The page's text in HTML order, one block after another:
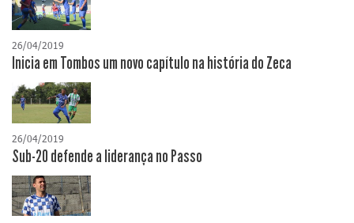
26/04/2019
Inicia em Tombos um novo capítulo na história do Zeca
26/04/2019
Sub-20 defende a liderança no Passo